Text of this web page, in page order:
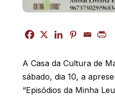
A Casa da Cultura de
sábado, dia 10, a
“Episódios da Minha